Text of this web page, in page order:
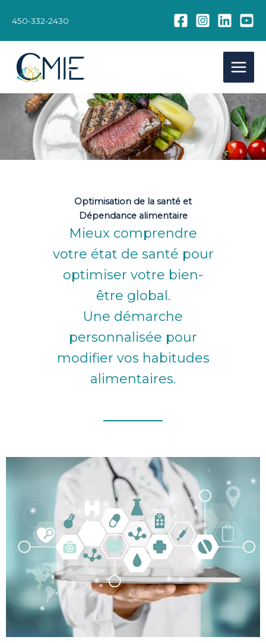
450-332-2430
Optimisation de la santé et
Dépendance alimentaire
Mieux comprendre
votre état de santé pour
optimiser votre bien-
être global.
Une démarche
personnalisée pour
modifier vos habitudes
alimentaires.